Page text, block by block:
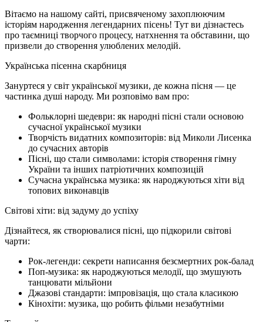
Вітаємо на нашому сайті, присвяченому захоплюючим
історіям народження легендарних пісень! Тут ви дізнаєтесь
про таємниці творчого процесу, натхнення та обставини, що
призвели до створення улюблених мелодій.
Українська пісенна скарбниця
Зануртеся у світ української музики, де кожна пісня — це
частинка душі народу. Ми розповімо вам про:
Фольклорні шедеври: як народні пісні стали основою
сучасної української музики
Творчість видатних композиторів: від Миколи Лисенка
до сучасних авторів
Пісні, що стали символами: історія створення гімну
України та інших патріотичних композицій
Сучасна українська музика: як народжуються хіти від
топових виконавців
Світові хіти: від задуму до успіху
Дізнайтеся, як створювалися пісні, що підкорили світові
чарти:
Рок-легенди: секрети написання безсмертних рок-балад
Поп-музика: як народжуються мелодії, що змушують
танцювати мільйони
Джазові стандарти: імпровізація, що стала класикою
Кінохіти: музика, що робить фільми незабутніми